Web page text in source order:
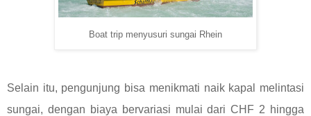
Boat trip menyusuri sungai Rhein
Selain itu, pengunjung bisa menikmati naik kapal melintasi
sungai, dengan biaya bervariasi mulai dari CHF 2 hingga